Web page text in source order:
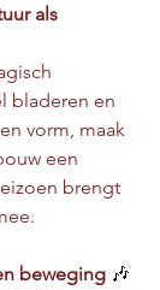
als
bladeren en
vorm, maak
een
brengt
beweging 🎶